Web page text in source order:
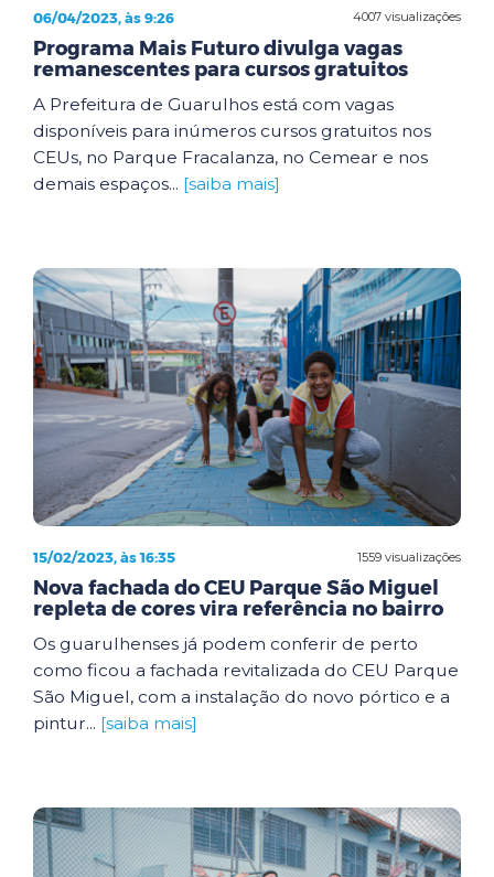
4007 visualizações
06/04/2023, às 9:26
Programa Mais Futuro divulga vagas
remanescentes para cursos gratuitos
A Prefeitura de Guarulhos está com vagas
disponíveis para inúmeros cursos gratuitos nos
CEUs, no Parque Fracalanza, no Cemear e nos
demais espaços... [saiba mais]
1559 visualizações
15/02/2023, às 16:35
Nova fachada do CEU Parque São Miguel
repleta de cores vira referência no bairro
Os guarulhenses já podem conferir de perto
como ficou a fachada revitalizada do CEU Parque
São Miguel, com a instalação do novo pórtico e a
pintur... [saiba mais]